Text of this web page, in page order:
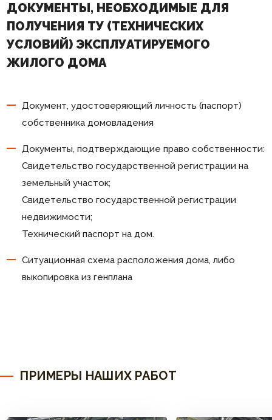
ДОКУМЕНТЫ, НЕОБХОДИМЫЕ ДЛЯ
ПОЛУЧЕНИЯ ТУ (ТЕХНИЧЕСКИХ
УСЛОВИЙ) ЭКСПЛУАТИРУЕМОГО
ЖИЛОГО ДОМА
Документ, удостоверяющий личность (паспорт)
собственника домовладения
Документы, подтверждающие право собственности:
Свидетельство государственной регистрации на
земельный участок;
Свидетельство государственной регистрации
недвижимости;
Технический паспорт на дом.
Ситуационная схема расположения дома, либо
выкопировка из генплана
ПРИМЕРЫ НАШИХ РАБОТ